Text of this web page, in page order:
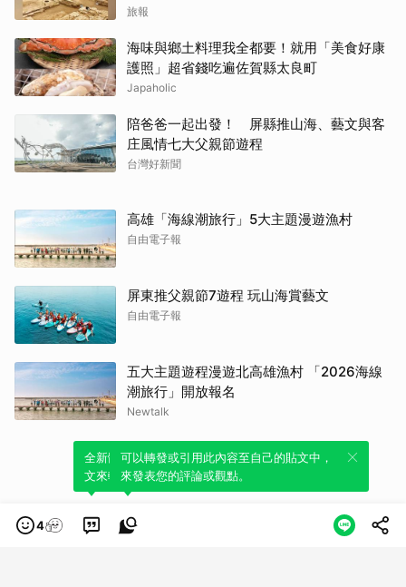
旅報
海味與鄉土料理我全都要！就用「美食好康
護照」超省錢吃遍佐賀縣太良町
Japaholic
陪爸爸一起出發！ 屏縣推山海、藝文與客
庄風情七大父親節遊程
台灣好新聞
高雄「海線潮旅行」5大主題漫遊漁村
自由電子報
屏東推父親節7遊程 玩山海賞藝文
自由電子報
五大主題遊程漫遊北高雄漁村 「2026海線
潮旅行」開放報名
Newtalk
4
全新體驗！一鍵引用此內容，透過發布貼
文來輕鬆表達個人立場。
可以轉發或引用此內容至自己的貼文中，
來發表您的評論或觀點。